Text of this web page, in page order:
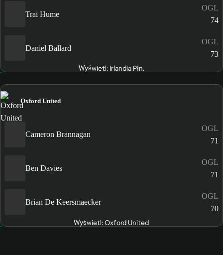
Trai Hume
OGL
74
Daniel Ballard
OGL
73
Wyświetl: Irlandia Płn.
Oxford United
Cameron Brannagan
OGL
71
Ben Davies
OGL
71
Brian De Keersmaecker
OGL
70
Wyświetl: Oxford United